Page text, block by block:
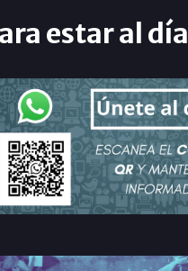
estar al día